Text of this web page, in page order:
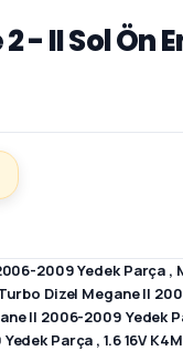
- II Sol Ön
2009 Yedek Parça ,
Dizel Megane II
II 2006-2009 Yedek
Parça ,1.6 16V